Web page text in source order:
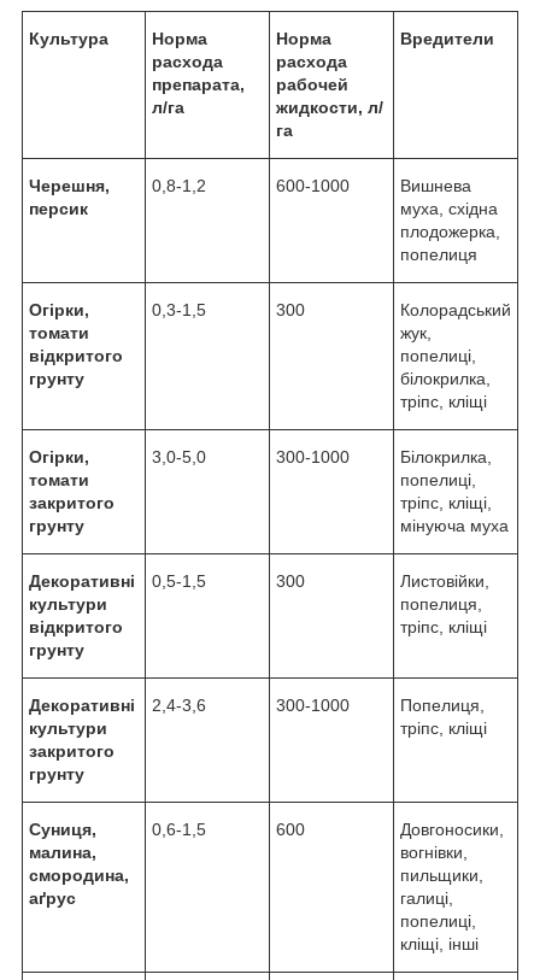
Культура
Норма
расхода
препарата,
л/га
Норма
расхода
рабочей
жидкости, л/
га
Вредители
Черешня,
персик
0,8-1,2 600-1000
Вишнева
муха, східна
плодожерка,
попелиця
Огірки,
томати
відкритого
грунту
0,3-1,5 300
Колорадський
жук,
попелиці,
білокрилка,
тріпс, кліщі
Огірки,
томати
закритого
грунту
3,0-5,0 300-1000
Білокрилка,
попелиці,
тріпс, кліщі,
мінуюча муха
Декоративні
культури
відкритого
грунту
0,5-1,5 300
Листовійки,
попелиця,
тріпс, кліщі
Декоративні
культури
закритого
грунту
2,4-3,6 300-1000
Попелиця,
тріпс, кліщі
Суниця,
малина,
смородина,
аґрус
0,6-1,5 600
Довгоносики,
вогнівки,
пильщики,
галиці,
попелиці,
кліщі, інші